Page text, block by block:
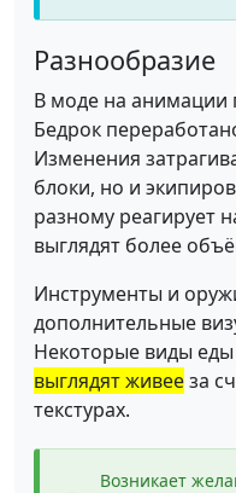
Разнообразие
В моде на анимации
Бедрок
Изменения
блоки, но и
разному реагирует
выглядят более
Инструменты и
дополнительные
Некоторые виды
выглядят живееза
текстурах.
Возникает